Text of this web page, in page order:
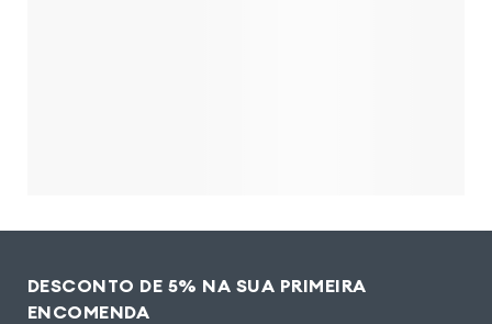
DESCONTO DE 5% NA SUA PRIMEIRA
ENCOMENDA